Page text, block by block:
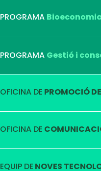
PROGRAMA
PROGRAMA Gestió i
OFICINA DE PROMOCIÓ
OFICINA DE
EQUIP DE NOVES